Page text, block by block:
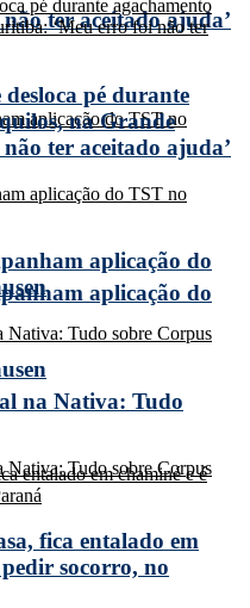
ter aceitado ajuda’
aplicação do
pé durante
na Grande
ter aceitado ajuda’
aplicação do
na Nativa: Tudo
fica entalado em
socorro, no